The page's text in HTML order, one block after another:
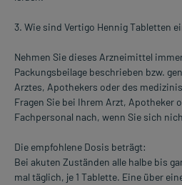
3. Wie sind Vertigo Hennig Tabletten
Nehmen Sie dieses Arzneimittel
Packungsbeilage beschrieben bzw.
Arztes, Apothekers oder des
Fragen Sie bei Ihrem Arzt, Apotheker
Fachpersonal nach, wenn Sie sich
Die empfohlene Dosis beträgt:
Bei akuten Zuständen alle halbe bis
mal täglich, je 1 Tablette. Eine über